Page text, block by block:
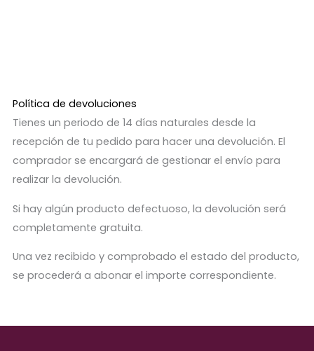
Política de devoluciones
Tienes un periodo de 14 días naturales desde la
recepción de tu pedido para hacer una devolución. El
comprador se encargará de gestionar el envío para
realizar la devolución.
Si hay algún producto defectuoso, la devolución será
completamente gratuita.
Una vez recibido y comprobado el estado del producto,
se procederá a abonar el importe correspondiente.
Etiquetas:Bolígrafos borrables,